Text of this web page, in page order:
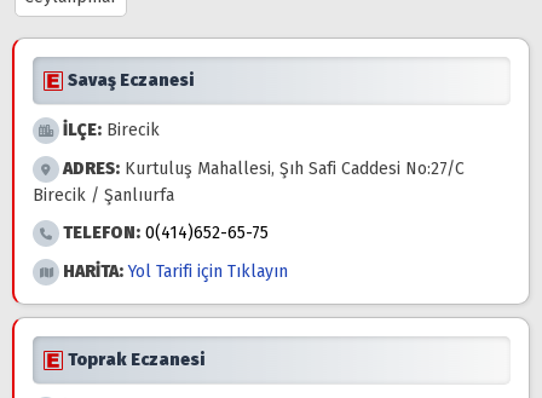
Savaş Eczanesi
İLÇE: Birecik
ADRES: Kurtuluş Mahallesi, Şıh Safi Caddesi No:27/C
Birecik / Şanlıurfa
TELEFON: 0(414)652-65-75
HARİTA: Yol Tarifi için Tıklayın
Toprak Eczanesi